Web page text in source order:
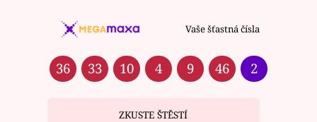
Vaše šťastná čísla
36 33 10 4 9 46 2
ZKUSTE ŠTĚSTÍ